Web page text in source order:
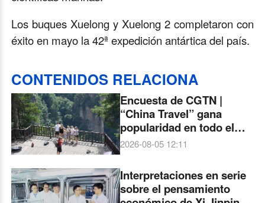
Los buques Xuelong y Xuelong 2 completaron con
éxito en mayo la 42ª expedición antártica del país.
CONTENIDOS RELACIONA
Encuesta de CGTN |
“China Travel” gana
popularidad en todo el
mundo. Más del 90 % de
aumento del interés
global por China
2026-08-05 12:11
Interpretaciones en serie
sobre el pensamiento